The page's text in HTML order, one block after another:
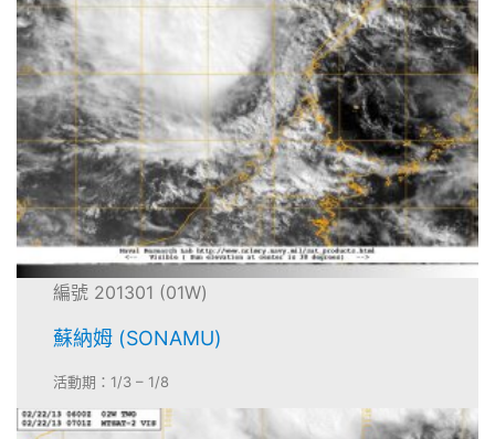
編號 201301 (01W)
蘇納姆 (SONAMU)
活動期：1/3 – 1/8